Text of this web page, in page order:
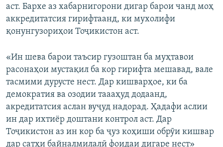
аст. Бархе аз хабарнигорони дигар барои чанд моҳ
аккредитатсия гирифтаанд, ки мухолифи
қонунгузориҳои Тоҷикистон аст.
«Ин шева барои таъсир гузоштан ба муҳтавои
расонаҳои мустақил ба кор гирифта мешавад, вале
тасмими дурусте нест. Дар кишварҳое, ки ба
демократия ва озодии таааҳуд додаанд,
акредитатсия аслан вуҷуд надорад. Ҳадафи аслии
ин дар ихтиёр доштани контрол аст. Дар
Тоҷикистон аз ин кор ба ҷуз коҳиши обрӯи кишвар
дар сатҳи байналмилалӣ фоидаи дигаре нест»